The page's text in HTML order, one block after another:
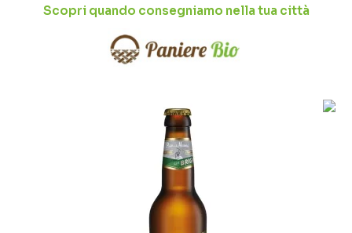
Scopri quando consegniamo nella tua città